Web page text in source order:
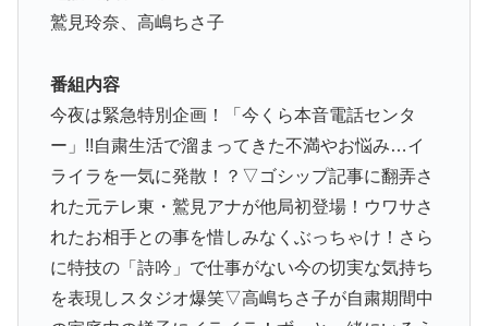
鷲見玲奈、高嶋ちさ子
番組内容
今夜は緊急特別企画！「今くら本音電話センタ
ー」!!自粛生活で溜まってきた不満やお悩み…イ
ライラを一気に発散！？▽ゴシップ記事に翻弄さ
れた元テレ東・鷲見アナが他局初登場！ウワサさ
れたお相手との事を惜しみなくぶっちゃけ！さら
に特技の「詩吟」で仕事がない今の切実な気持ち
を表現しスタジオ爆笑▽高嶋ちさ子が自粛期間中